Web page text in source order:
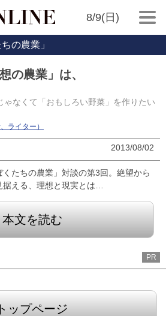
8/9(日)
の農業」
の農業」は、
ゃなくて「おもしろい野菜」を作りたい
ライター）
2013/08/02
たちの農業」対談の第3回。絶望から
える、理想と現実とは…
本文を読む
PR
トップページ